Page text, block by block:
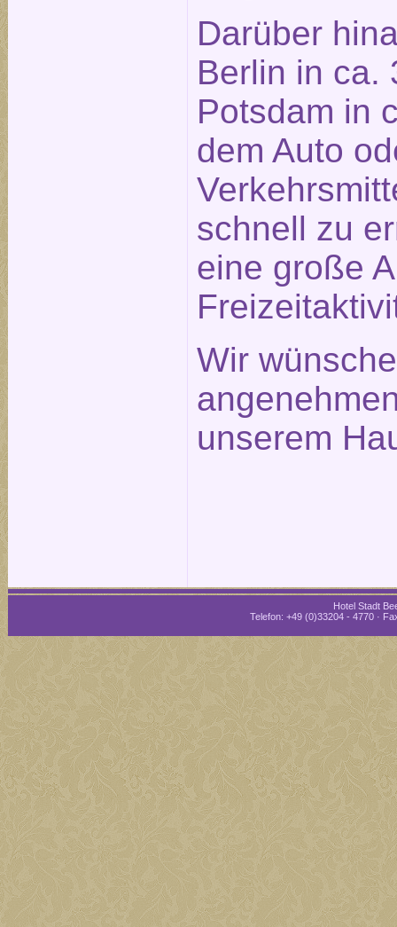
Darüber
Berlin in ca.
Potsdam in
dem Auto
schnell zu
eine große
Wir
unserem
Hotel Stadt
Telefon: +49 (0)33204 - 4770 ·